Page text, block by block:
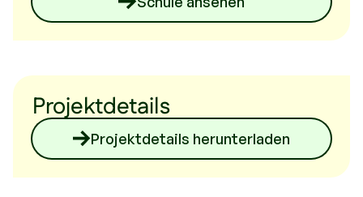
Berichte auf der Schulhomepage oder
Projektdetails
Projektdetails herunterladen